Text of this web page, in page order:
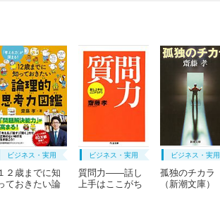
ビジネス・実用
２歳までに知
ておきたい論
ビジネス・実用
質問力――話し
上手はここがち
ビジネス・実用
孤独のチカラ
（新潮文庫）